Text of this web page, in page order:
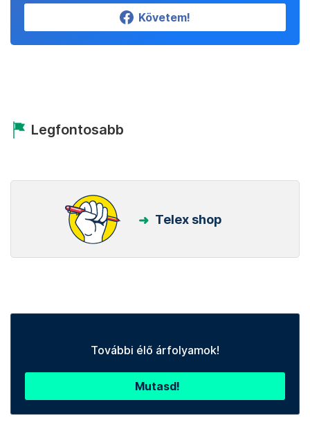
Állítsd be a Telexet
megbízható forrásnak!
Kövess minket Facebookon is!
Legfontosabb